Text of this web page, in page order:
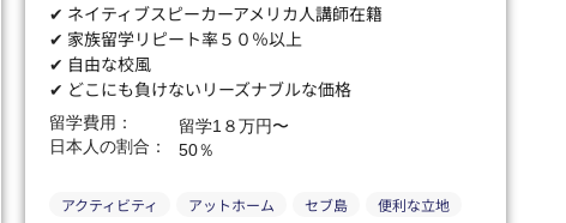
✔ ネイティブスピーカーアメリカ人講師在籍
✔ 家族留学リピート率５０％以上
✔ 自由な校風
✔ どこにも負けないリーズナブルな価格
留学費用：
留学1８万円〜
日本人の割合：
50％
アクティビティ アットホーム セブ島
便利な立地